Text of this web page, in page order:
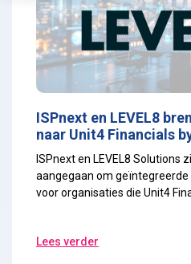
ISPnext en LEVEL8
naar Unit4 Financials
ISPnext en LEVEL8 Solutions
aangegaan om
voor organisaties die Unit4
Lees verder